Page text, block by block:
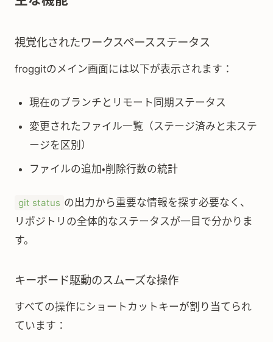
視覚化されたワークスペースステータス
froggitのメイン画面には以下が表示されます：
現在のブランチとリモート同期ステータス
変更されたファイル一覧（ステージ済みと未ステ
ージを区別）
ファイルの追加・削除行数の統計
git status の出力から重要な情報を探す必要なく、
リポジトリの全体的なステータスが一目で分かりま
す。
キーボード駆動のスムーズな操作
すべての操作にショートカットキーが割り当てられ
ています：